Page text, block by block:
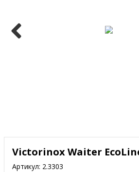
Victorinox Waiter
Артикул: 2.3303